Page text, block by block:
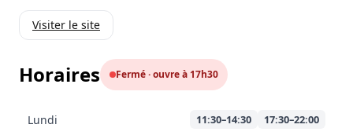
Visiter le site
Horaires Fermé · ouvre à 17h30
Lundi 11:30–14:30 17:30–22:00